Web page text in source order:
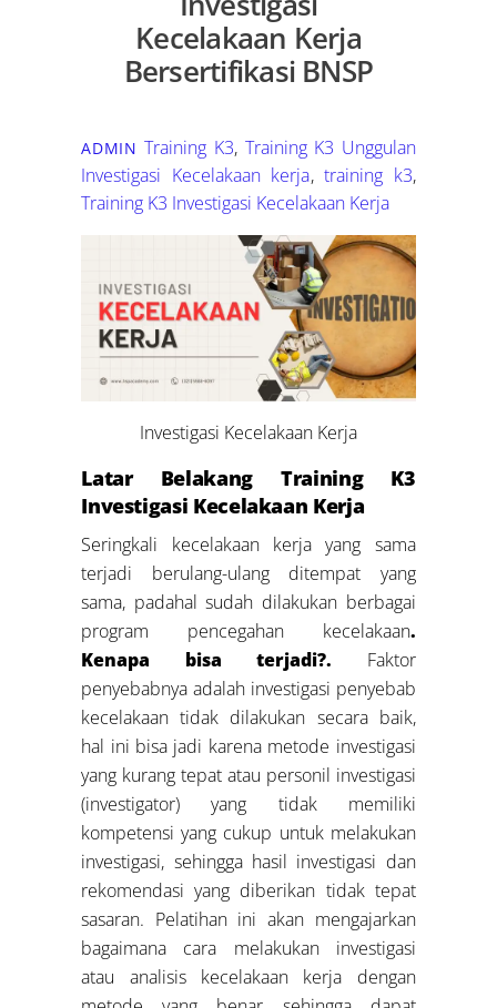
Kecelakaan Kerja
Bersertifikasi BNSP
ADMIN Training K3, Training K3 Unggulan
Investigasi Kecelakaan kerja,training k3,
Training K3 Investigasi Kecelakaan Kerja
Investigasi Kecelakaan Kerja
Latar Belakang Training K3
Investigasi Kecelakaan Kerja
Seringkali kecelakaan kerja yang sama
terjadi berulang-ulang ditempat yang
sama, padahal sudah dilakukan berbagai
program pencegahan kecelakaan.
Kenapa bisa terjadi?. Faktor
penyebabnya adalah investigasi penyebab
kecelakaan tidak dilakukan secara baik,
hal ini bisa jadi karena metode investigasi
yang kurang tepat atau personil investigasi
(investigator) yang tidak memiliki
kompetensi yang cukup untuk melakukan
investigasi, sehingga hasil investigasi dan
rekomendasi yang diberikan tidak tepat
sasaran. Pelatihan ini akan mengajarkan
bagaimana cara melakukan investigasi
atau analisis kecelakaan kerja dengan